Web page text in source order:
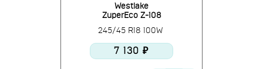
Westlake
ZuperEco Z-108
245/45 R18 100W
7 130 ₽